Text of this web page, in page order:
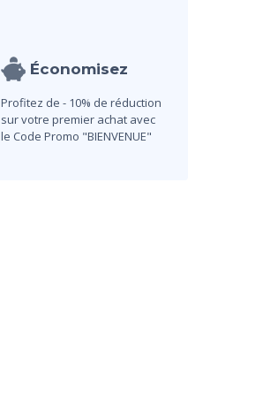
Économisez
Profitez de - 10% de réduction
sur votre premier achat avec
le Code Promo "BIENVENUE"